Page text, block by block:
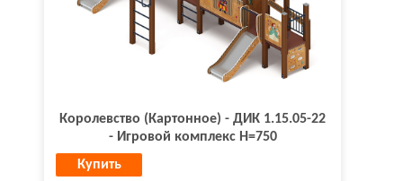
Королевство (Картонное) - ДИК 1.15.05-22
- Игровой комплекс H=750
Купить